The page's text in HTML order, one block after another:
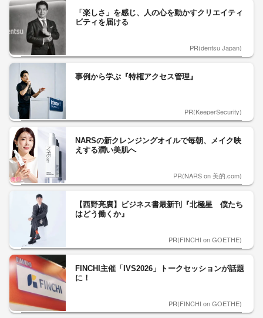
「楽しさ」を感じ、人の心を動かすクリエイティ
ビティを届ける
PR(dentsu Japan)
事例から学ぶ『特権アクセス管理』
PR(KeeperSecurity)
NARSの新クレンジングオイルで毎朝、メイク映
えする潤い美肌へ
PR(NARS on 美的.com)
【西野亮廣】ビジネス書最新刊『北極星 僕たち
はどう働くか』
PR(FINCHI on GOETHE)
FINCHI主催「IVS2026」トークセッションが話題
に！
PR(FINCHI on GOETHE)